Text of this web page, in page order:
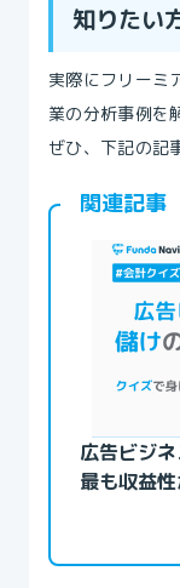
知りたい
実際にフリーミ
業の分析事例を
ぜひ、下記の記
関連記事
広告ビジ
最も収益